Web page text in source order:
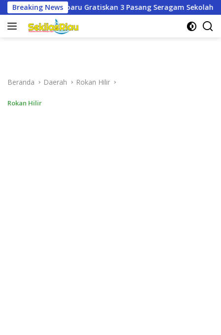
Langsung
ke
konten
Breaking News
3 Pasang Seragam Sekolah untuk Murid Baru SD dan SMP
Beranda Daerah Rokan Hilir
Rokan Hilir